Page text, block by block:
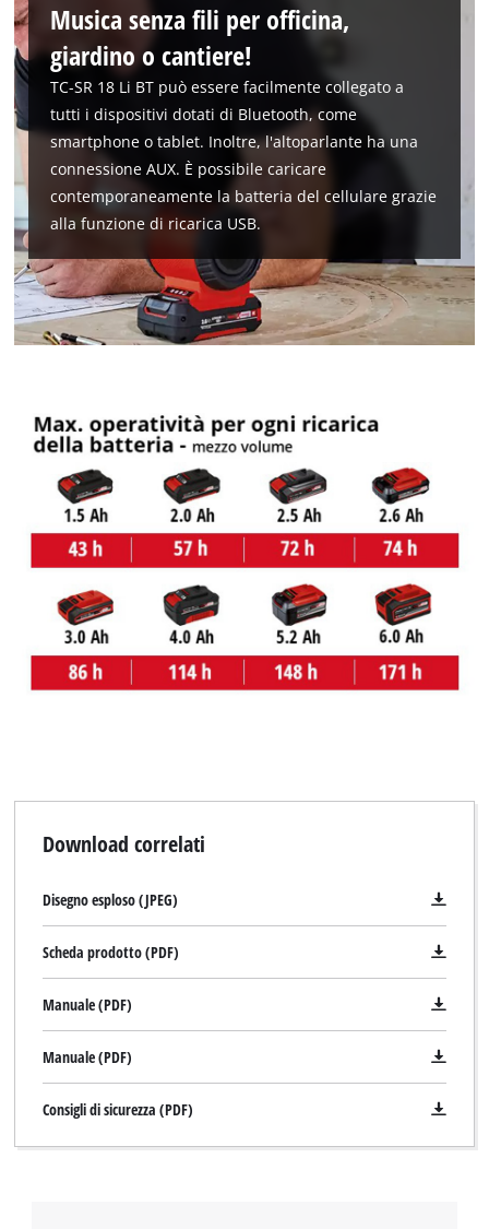
Abbiamo bisogno del vostro permesso
per caricare Google Maps!
This content is not permitted to load due
to trackers that are not disclosed to the
visitor. The website owner needs to setup
the site with their CMP to add this content
to the list of technologies used.
Musica senza fili per officina,
giardino o cantiere!
TC-SR 18 Li BT può essere facilmente collegato a
tutti i dispositivi dotati di Bluetooth, come
smartphone o tablet. Inoltre, l'altoparlante ha una
connessione AUX. È possibile caricare
contemporaneamente la batteria del cellulare grazie
alla funzione di ricarica USB.
Download correlati
Disegno esploso (JPEG)
Scheda prodotto (PDF)
Manuale (PDF)
Manuale (PDF)
Consigli di sicurezza (PDF)